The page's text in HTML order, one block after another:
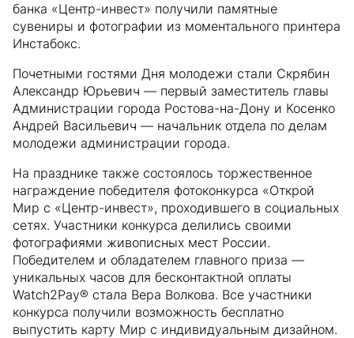
банка «Центр-инвест» получили памятные
сувениры и фотографии из моментального принтера
Инстабокс.
Почетными гостями Дня молодежи стали Скрябин
Александр Юрьевич — первый заместитель главы
Администрации города Ростова-на-Дону и Косенко
Андрей Васильевич — начальник отдела по делам
молодежи администрации города.
На празднике также состоялось торжественное
награждение победителя фотоконкурса «Открой
Мир с «Центр-инвест», проходившего в социальных
сетях. Участники конкурса делились своими
фотографиями живописных мест России.
Победителем и обладателем главного приза —
уникальных часов для бесконтактной оплаты
Watch2Pay® стала Вера Волкова. Все участники
конкурса получили возможность бесплатно
выпустить карту Мир с индивидуальным дизайном.